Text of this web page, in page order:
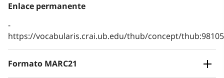
Enlace permanente
https://vocabularis.crai.ub.edu/thub/concept/
Formato MARC21